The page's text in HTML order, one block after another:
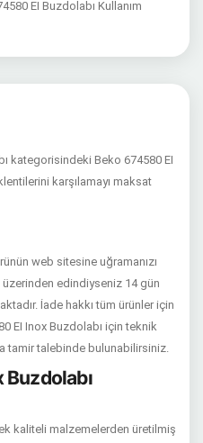
EI Buzdolabı Kullanım
kategorisindeki Beko 674580 EI
karşılamayı maksat
web sitesine uğramanızı
edindiyseniz 14 gün
İade hakkı tüm ürünler için
EI Inox Buzdolabı için teknik
tamir talebinde bulunabilirsiniz.
kaliteli malzemelerden üretilmiş